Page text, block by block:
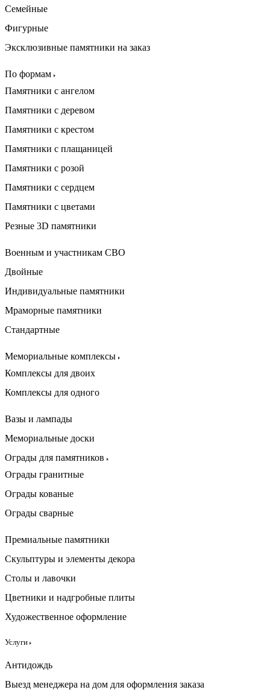
Семейные
Фигурные
Эксклюзивные памятники на заказ
По формам
Памятники с ангелом
Памятники с деревом
Памятники с крестом
Памятники с плащаницей
Памятники с розой
Памятники с сердцем
Памятники с цветами
Резные 3D памятники
Военным и участникам СВО
Двойные
Индивидуальные памятники
Мраморные памятники
Стандартные
Мемориальные комплексы
Комплексы для двоих
Комплексы для одного
Вазы и лампады
Мемориальные доски
Ограды для памятников
Ограды гранитные
Ограды кованые
Ограды сварные
Премиальные памятники
Скульптуры и элементы декора
Столы и лавочки
Цветники и надгробные плиты
Художественное оформление
Услуги
Антидождь
Выезд менеджера на дом для оформления заказа